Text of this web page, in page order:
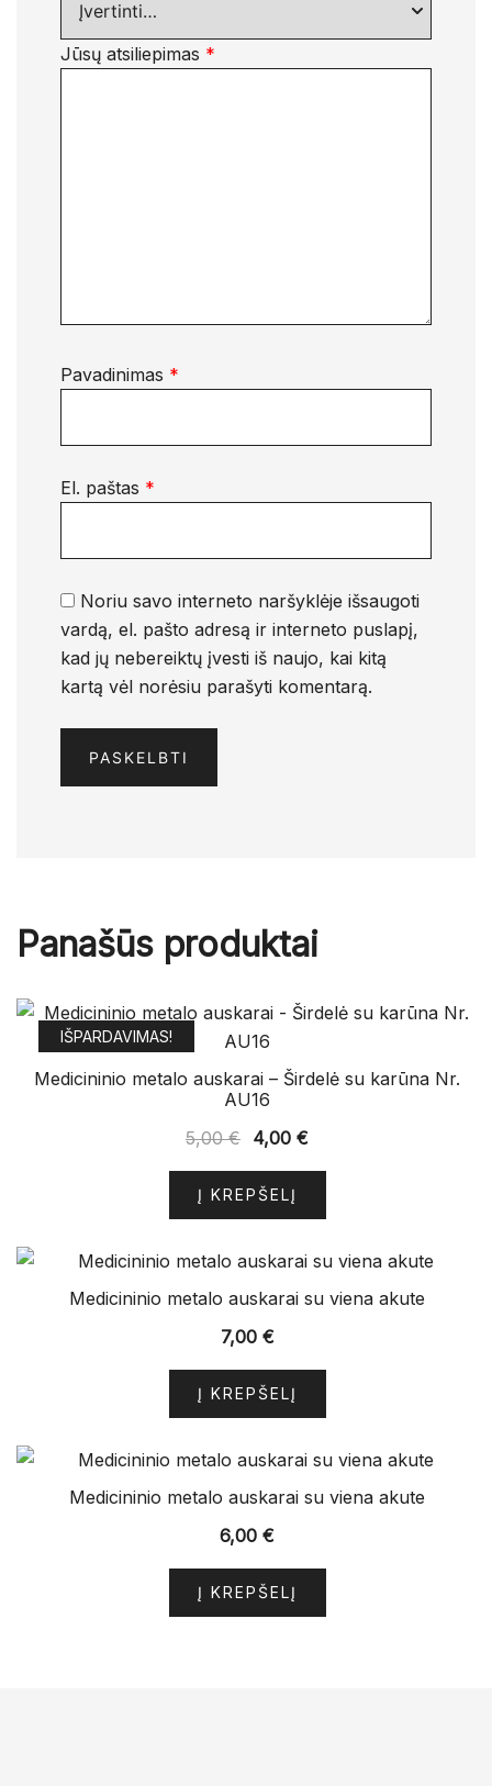
Jūsų atsiliepimas *
Pavadinimas *
El. paštas *
Noriu savo interneto naršyklėje išsaugoti
vardą, el. pašto adresą ir interneto puslapį,
kad jų nebereiktų įvesti iš naujo, kai kitą
kartą vėl norėsiu parašyti komentarą.
Panašūs produktai
IŠPARDAVIMAS!
Medicininio metalo auskarai – Širdelė su karūna Nr.
AU16
5,00€ Original
was:
5,00 €.
4,00 €
4,00 €.
Į KREPŠELĮ
Medicininio metalo auskarai su viena akute
7,00 €
Į KREPŠELĮ
Medicininio metalo auskarai su viena akute
6,00 €
Į KREPŠELĮ